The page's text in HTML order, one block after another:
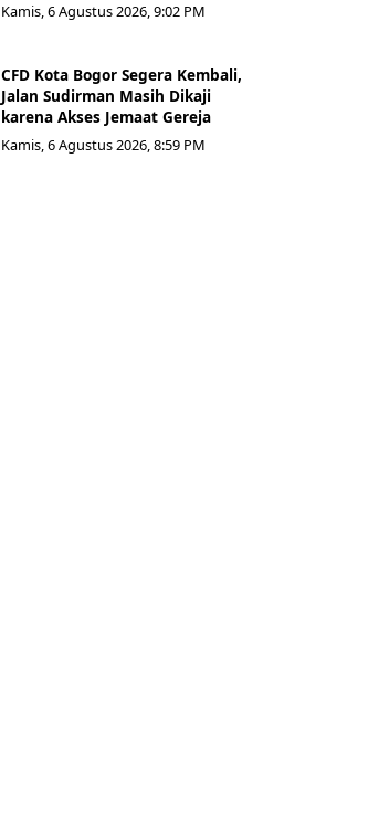
Kamis, 6 Agustus 2026, 9:02 PM
CFD Kota Bogor Segera Kembali,
Jalan Sudirman Masih Dikaji
karena Akses Jemaat Gereja
Kamis, 6 Agustus 2026, 8:59 PM